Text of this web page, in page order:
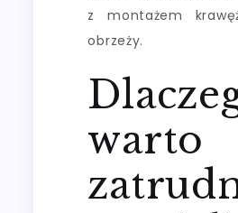
z montażem
obrzeży.
warto